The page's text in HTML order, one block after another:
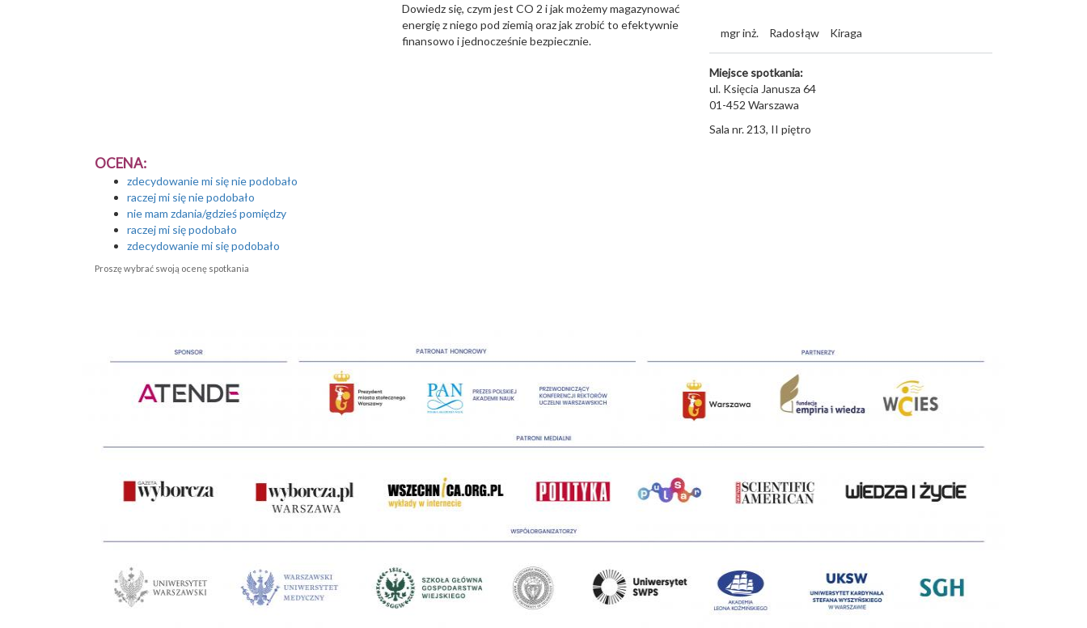
Dowiedz się, czym jest CO 2 i jak możemy magazynować
energię z niego pod ziemią oraz jak zrobić to efektywnie
finansowo i jednocześnie bezpiecznie.
mgr inż. Radosłąw Kiraga
Miejsce spotkania:
ul. Księcia Janusza 64
01-452 Warszawa
Sala nr. 213, II piętro
OCENA:
zdecydowanie mi się nie podobało
raczej mi się nie podobało
nie mam zdania/gdzieś pomiędzy
raczej mi się podobało
zdecydowanie mi się podobało
Proszę wybrać swoją ocenę spotkania